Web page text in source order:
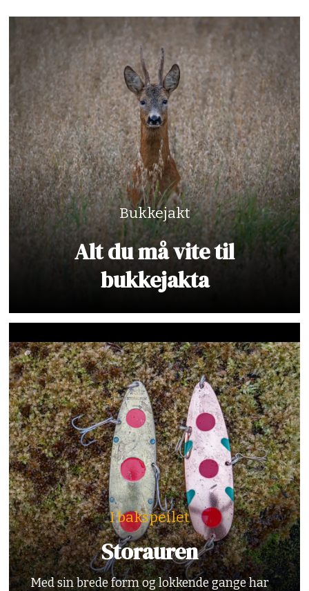
Bukkejakt
Alt du må vite til
bukkejakta
I bakspeilet
Storauren
Med sin brede form og lokkende gange har